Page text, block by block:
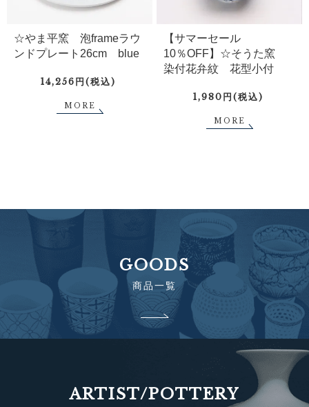
☆やま平窯 泡frameラウ
ンドプレート26cm blue
14,256円(税込)
MORE
【サマーセール
10％OFF】☆そうた窯
染付花弁紋 花型小付
1,980円(税込)
MORE
GOODS
商品一覧
ARTIST/POTTERY